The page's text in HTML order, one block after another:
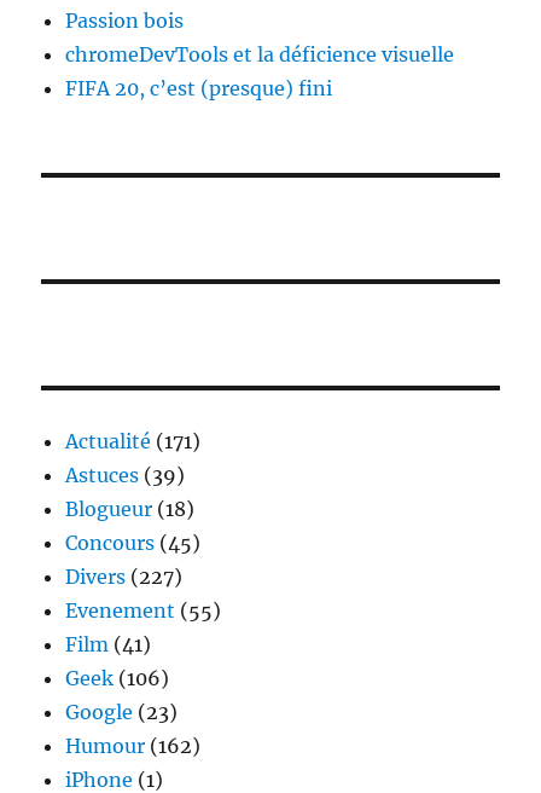
Passion bois
chromeDevTools et la déficience visuelle
FIFA 20, c’est (presque) fini
Actualité (171)
Astuces (39)
Blogueur (18)
Concours (45)
Divers (227)
Evenement (55)
Film (41)
Geek (106)
Google (23)
Humour (162)
iPhone (1)